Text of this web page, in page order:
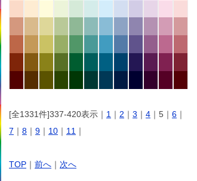
[全1331件]337-420表示｜ 1 ｜ 2 ｜ 3 ｜ 4 ｜5｜ 6 ｜
7 ｜ 8 ｜ 9 ｜ 10 ｜ 11 ｜
TOP ｜ 前へ ｜ 次へ